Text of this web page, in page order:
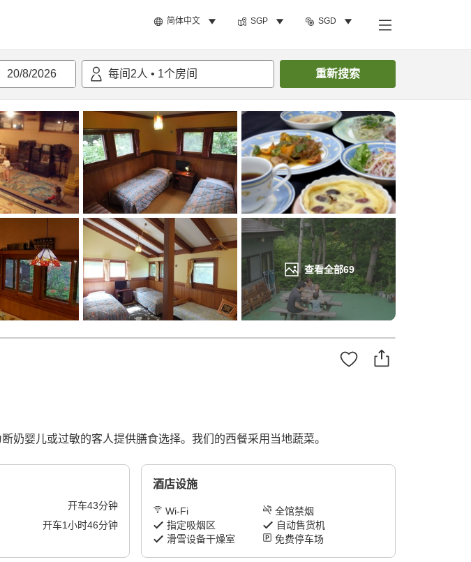
简体中文 SGP SGD
20/8/2026 每间 2人 • 1个房间 重新搜索
查看全部69
搜索客房
奶婴儿或过敏的客人提供膳食选择。我们的西餐采用当地蔬菜。
开车43分钟
开车1小时46分钟
酒店设施
Wi-Fi
全馆禁烟
指定吸烟区
自动售货机
滑雪设备干燥室
免费停车场